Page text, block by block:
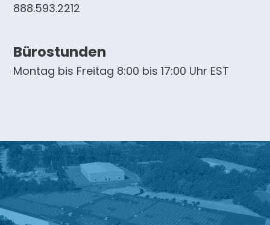
888.593.2212
Bürostunden
Montag bis Freitag 8:00 bis 17:00 Uhr EST